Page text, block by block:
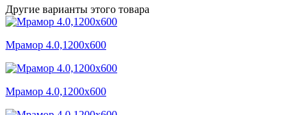
Другие варианты этого товара
Мрамор 4.0,1200x600
Мрамор 4.0,1200x600